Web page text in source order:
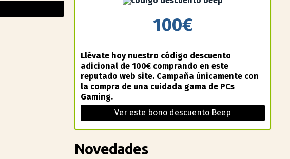
100€
Llévate hoy nuestro código descuento
adicional de 100€ comprando en este
reputado web site. Campaña únicamente con
la compra de una cuidada gama de PCs
Gaming.
Ver este bono descuento Beep
Novedades